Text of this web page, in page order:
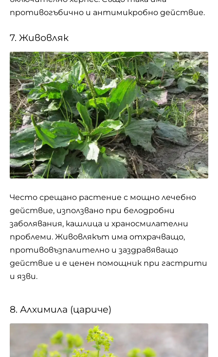
противогъбично и антимикробно действие.
7. Живовляк
Често срещано растение с мощно лечебно
действие, използвано при белодробни
заболявания, кашлица и храносмилателни
проблеми. Живовлякът има отхрачващо,
противовъзпалително и заздравяващо
действие и е ценен помощник при гастрити
и язви.
8. Алхимила (цариче)